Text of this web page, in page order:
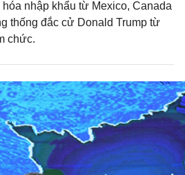
nhập khẩu từ Mexico, Canada
thống đắc cử Donald Trump từ
chức.